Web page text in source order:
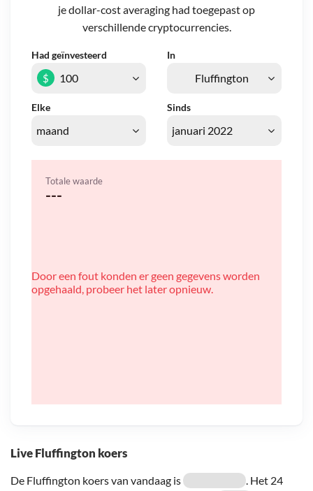
Live Fluffington koers
De Fluffington koers van vandaag is
. Het 24
je dollar-cost averaging had toegepast op
verschillende cryptocurrencies.
Had geïnvesteerd In
Elke Sinds
$
Totale waarde
---
Door een fout konden er geen gegevens worden
opgehaald, probeer het later opnieuw.